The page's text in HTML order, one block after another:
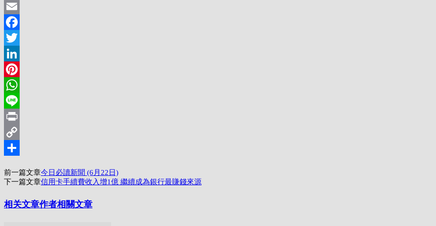
Email
Facebook
Twitter
LinkedIn
Pinterest
WhatsApp
Line
Print
Copy
享
前一篇文章今日必讀新聞 (6月22日)
下一篇文章信用卡手續費收入增1億 繼續成為銀行最賺錢來源
相关文章作者相關文章